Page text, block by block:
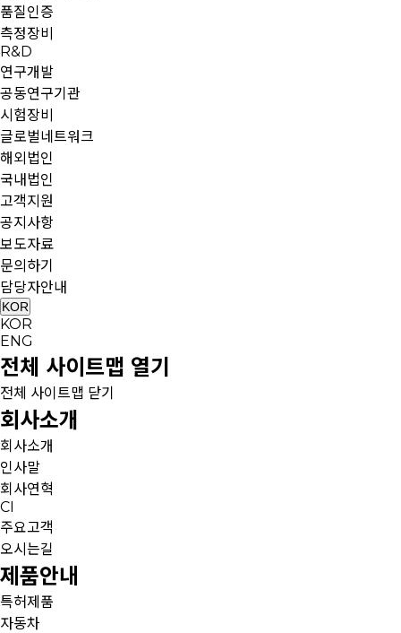
품질인증
측정장비
R&D
연구개발
공동연구기관
시험장비
글로벌네트워크
해외법인
국내법인
고객지원
공지사항
보도자료
문의하기
담당자안내
KOR
KOR
ENG
전체 사이트맵 열기
전체 사이트맵 닫기
회사소개
회사소개
인사말
회사연혁
CI
주요고객
오시는길
제품안내
특허제품
자동차